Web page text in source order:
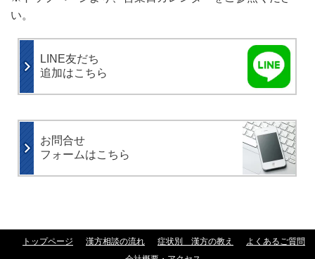
い。
LINE友だち
追加はこちら
お問合せ
フォームはこちら
トップページ 漢方相談の流れ 症状別 漢方の教え
よくあるご質問